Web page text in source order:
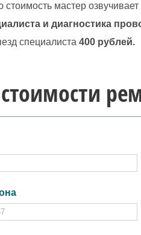
стоимость мастер
и диагностика
специалиста 400 рублей.